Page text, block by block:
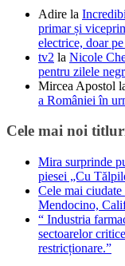
Adire la
primar și
electrice, doar
tv2 la Nicole
pentru zilele
Mircea Apostol
a României în
Cele mai noi
Mira surprinde
piesei „Cu
Cele mai
Mendocino,
“ Industria
sectoarelor
restricționare.”